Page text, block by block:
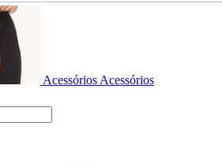
Acessórios Acessórios